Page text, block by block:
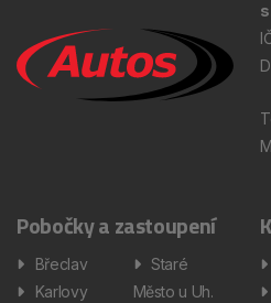
Pobočky a zastoupení
Břeclav
Karlovy
Staré
Město u Uh.